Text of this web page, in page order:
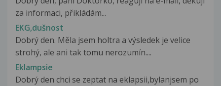
za informaci, přikládám...
EKG,dušnost
Dobrý den. Měla jsem holtra a výsledek je velice
strohý, ale ani tak tomu nerozumín....
Eklampsie
Dobrý den chci se zeptat na eklapsii,bylanjsem po